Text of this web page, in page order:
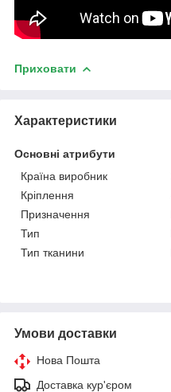
Приховати
Характеристики
Основні атрибути
Країна виробник
Кріплення
Призначення
Тип
Тип тканини
Умови доставки
Нова Пошта
Доставка кур'єром